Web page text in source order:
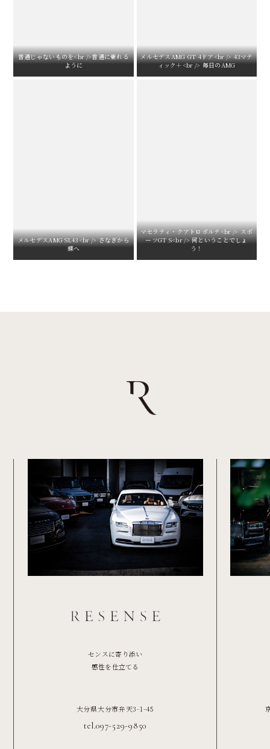
普通じゃないものを<br />普通に乗れる
ように
メルセデスAMG GT 4ドア<br /> 43マテ
ィック＋<br /> 毎日のAMG
メルセデスAMG SL43<br /> さなぎから
蝶へ
マセラティ・クアトロポルテ<br /> スポ
ーツGT S<br /> 何ということでしょ
う！
センスに寄り添い
感性を仕立てる
大分県大分市弁天3-1-45
tel.097-529-9850